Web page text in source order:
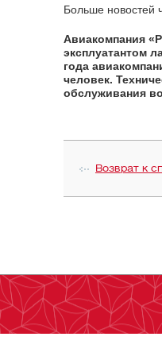
Больше новостей
Авиакомпания
эксплуатантом
года
человек.
обслуживания
Возврат к